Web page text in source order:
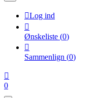
Log ind

Ønskeliste (0)

Sammenlign (0)

0